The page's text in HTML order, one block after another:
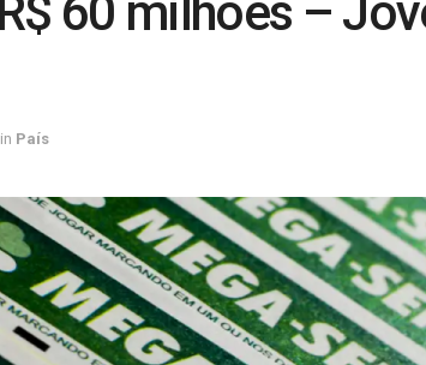
60 milhões –
in País